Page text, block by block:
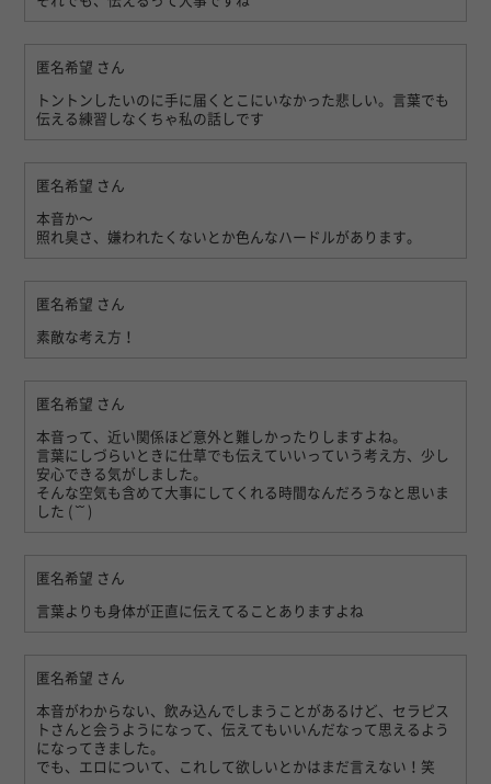
匿名希望 さん
トントンしたいのに手に届くとこにいなかった悲しい。言葉でも
伝える練習しなくちゃ私の話しです
匿名希望 さん
本音か〜
照れ臭さ、嫌われたくないとか色んなハードルがあります。
匿名希望 さん
素敵な考え方！
匿名希望 さん
本音って、近い関係ほど意外と難しかったりしますよね。
言葉にしづらいときに仕草でも伝えていいっていう考え方、少し
安心できる気がしました。
そんな空気も含めて大事にしてくれる時間なんだろうなと思いま
した ( ˘˘ )
匿名希望 さん
言葉よりも身体が正直に伝えてることありますよね
匿名希望 さん
本音がわからない、飲み込んでしまうことがあるけど、セラピス
トさんと会うようになって、伝えてもいいんだなって思えるよう
になってきました。
でも、エロについて、これして欲しいとかはまだ言えない！笑